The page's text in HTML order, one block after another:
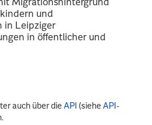
Migrationshintergrund
und
in Leipziger
in öffentlicher und
auch über dieAPI (sieheAPI-